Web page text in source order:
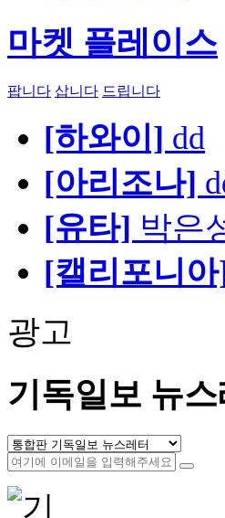
마켓 플레이스
팝니다 삽니다 드립니다
[하와이] dd
[아리조나]
[유타] 박은
[캘리포니
광고
기독일보 뉴